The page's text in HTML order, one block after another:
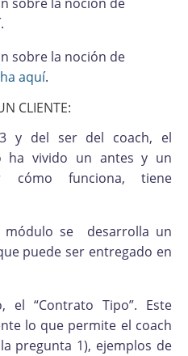
.
sobre la noción de
aquí.
CLIENTE:
y del ser del coach, el
ha vivido un antes y un
cómo funciona, tiene
módulo se desarrolla un
puede ser entregado en
el “Contrato Tipo”. Este
lo que permite el coach
pregunta 1), ejemplos de